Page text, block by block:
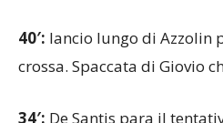
lancio lungo di Azzolin
crossa. Spaccata di Giovio